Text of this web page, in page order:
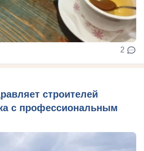
2
строителей
с профессиональным